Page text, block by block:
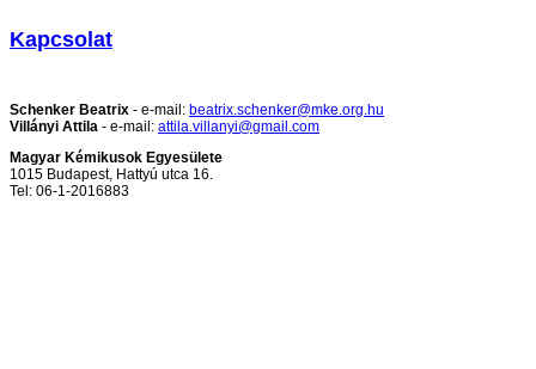
Kapcsolat
Schenker Beatrix - e-mail: beatrix.schenker@mke.org.hu
Villányi Attila - e-mail: attila.villanyi@gmail.com
Magyar Kémikusok Egyesülete
1015 Budapest, Hattyú utca 16.
Tel: 06-1-2016883